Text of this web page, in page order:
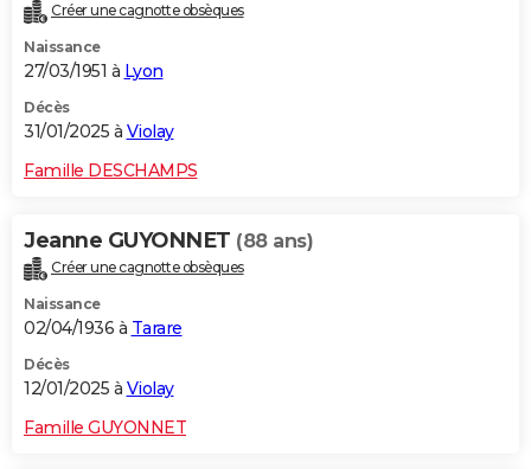
Créer une cagnotte obsèques
Naissance
27/03/1951 à Lyon
Décès
31/01/2025 à Violay
Famille DESCHAMPS
Jeanne GUYONNET (88 ans)
Créer une cagnotte obsèques
Naissance
02/04/1936 à Tarare
Décès
12/01/2025 à Violay
Famille GUYONNET